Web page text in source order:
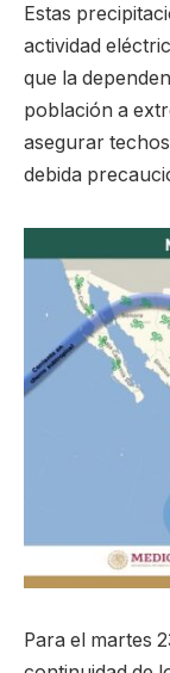
Estas
actividad
que la
población a
asegurar
debida
Para el martes